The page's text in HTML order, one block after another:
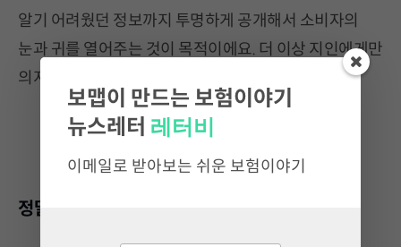
알기 어려웠던 정보까지 투명하게 공개해서 소비자의
눈과 귀를 열어주는 것이 목적이에요. 더 이상 지인에게만
의지하지 않아도 괜찮아요.
정말로, 판매 위한 서비스가 아니에요.
보맵이 만드는 보험이야기
뉴스레터 레터비
이메일로 받아보는 쉬운 보험이야기